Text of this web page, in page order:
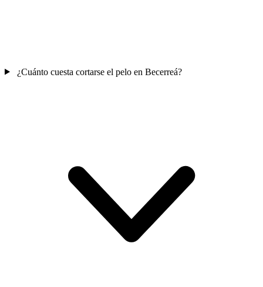
¿Cuánto cuesta cortarse el pelo en Becerreá?